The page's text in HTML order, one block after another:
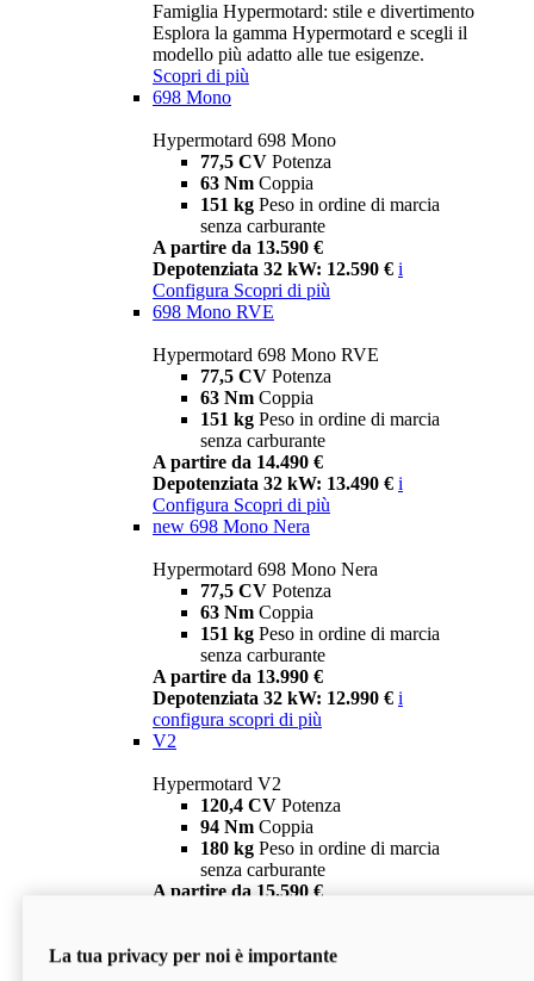
Famiglia Hypermotard: stile e divertimento
Esplora la gamma Hypermotard e scegli il
modello più adatto alle tue esigenze.
Scopri di più
698 Mono
Hypermotard 698 Mono
77,5 CV Potenza
63 Nm Coppia
151 kg Peso in ordine di marcia
senza carburante
A partire da 13.590 €
Depotenziata 32 kW: 12.590 € i
Configura Scopri di più
698 Mono RVE
Hypermotard 698 Mono RVE
77,5 CV Potenza
63 Nm Coppia
151 kg Peso in ordine di marcia
senza carburante
A partire da 14.490 €
Depotenziata 32 kW: 13.490 € i
Configura Scopri di più
new 698 Mono Nera
Hypermotard 698 Mono Nera
77,5 CV Potenza
63 Nm Coppia
151 kg Peso in ordine di marcia
senza carburante
A partire da 13.990 €
Depotenziata 32 kW: 12.990 € i
configura scopri di più
V2
Hypermotard V2
120,4 CV Potenza
94 Nm Coppia
180 kg Peso in ordine di marcia
senza carburante
A partire da 15.590 €
V2 SP
La tua privacy per noi è importante